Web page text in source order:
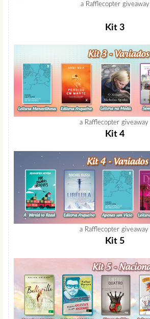
a Rafflecopter giveaway
Kit 3
a Rafflecopter giveaway
Kit 4
a Rafflecopter giveaway
Kit 5